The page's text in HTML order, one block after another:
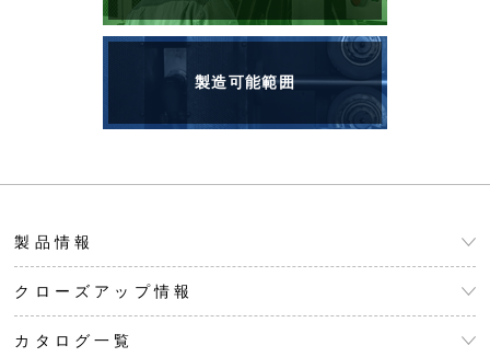
製造可能範囲
製品情報
クローズアップ情報
カタログ一覧